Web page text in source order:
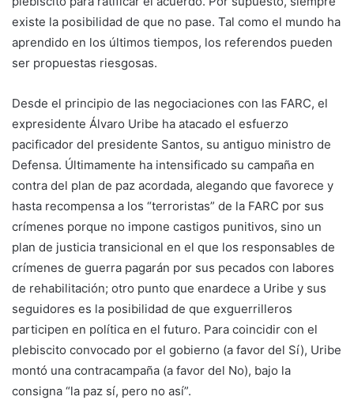
existe la posibilidad de que no pase. Tal como el mundo ha
aprendido en los últimos tiempos, los referendos pueden
ser propuestas riesgosas.
Desde el principio de las negociaciones con las FARC, el
expresidente Álvaro Uribe ha atacado el esfuerzo
pacificador del presidente Santos, su antiguo ministro de
Defensa. Últimamente ha intensificado su campaña en
contra del plan de paz acordada, alegando que favorece y
hasta recompensa a los “terroristas” de la FARC por sus
crímenes porque no impone castigos punitivos, sino un
plan de justicia transicional en el que los responsables de
crímenes de guerra pagarán por sus pecados con labores
de rehabilitación; otro punto que enardece a Uribe y sus
seguidores es la posibilidad de que exguerrilleros
participen en política en el futuro. Para coincidir con el
plebiscito convocado por el gobierno (a favor del Sí), Uribe
montó una contracampaña (a favor del No), bajo la
consigna “la paz sí, pero no así”.